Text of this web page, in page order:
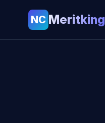
NC Meritking